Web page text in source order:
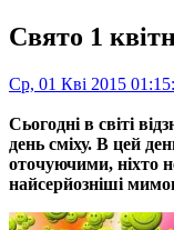
Свято 1
Ср, 01 Кві 2015
Сьогодні в світі
день сміху. В цей
оточуючими, ніхто
найсерйозніші